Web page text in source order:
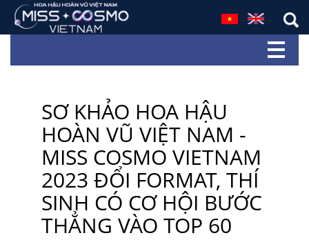
SƠ KHẢO HOA HẬU
HOÀN VŨ VIỆT NAM -
MISS COSMO VIETNAM
2023 ĐỔI FORMAT, THÍ
SINH CÓ CƠ HỘI BƯỚC
THẲNG VÀO TOP 60